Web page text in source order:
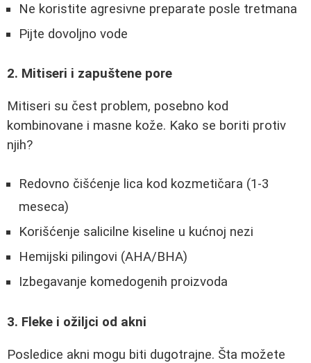
Ne koristite agresivne preparate posle tretmana
Pijte dovoljno vode
2. Mitiseri i zapuštene pore
Mitiseri su čest problem, posebno kod
kombinovane i masne kože. Kako se boriti protiv
njih?
Redovno čišćenje lica kod kozmetičara (1-3
meseca)
Korišćenje salicilne kiseline u kućnoj nezi
Hemijski pilingovi (AHA/BHA)
Izbegavanje komedogenih proizvoda
3. Fleke i ožiljci od akni
Posledice akni mogu biti dugotrajne. Šta možete